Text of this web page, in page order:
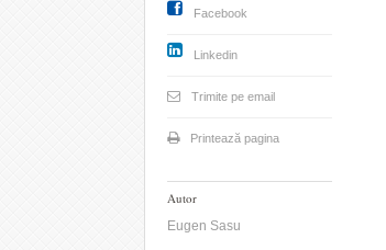
Facebook
Linkedin
Trimite pe email
Printează pagina
Autor
Eugen Sasu